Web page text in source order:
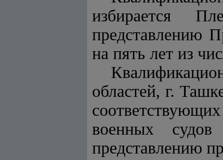
избирается
представлению
на пять лет из
областей, г.
военных
представлению